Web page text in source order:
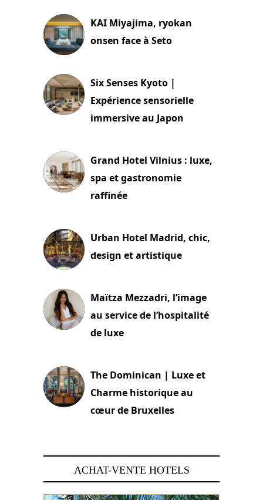
KAI Miyajima, ryokan
onsen face à Seto
Six Senses Kyoto |
Expérience sensorielle
immersive au Japon
Grand Hotel Vilnius : luxe,
spa et gastronomie
raffinée
Urban Hotel Madrid, chic,
design et artistique
Maïtza Mezzadri, l’image
au service de l’hospitalité
de luxe
The Dominican | Luxe et
Charme historique au
cœur de Bruxelles
ACHAT-VENTE HOTELS